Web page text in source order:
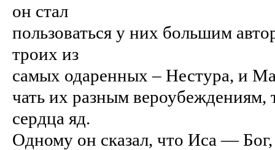
он стал
пользоваться у них большим
троих из
самых одаренных – Нестура, и
чать их разным вероубеждениям,
сердца яд.
Одному он сказал, что Иса —